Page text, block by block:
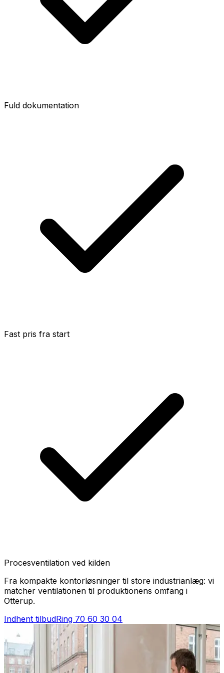
Fuld dokumentation
Fast pris fra start
Procesventilation ved kilden
Fra kompakte kontorløsninger til store industrianlæg: vi
matcher ventilationen til produktionens omfang i
Otterup.
Indhent tilbudRing 70 60 30 04